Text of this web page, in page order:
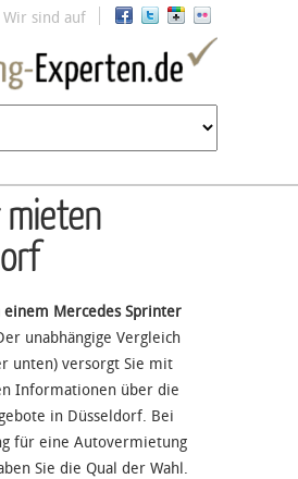
Jump to navigation
Wir sind auf
einem Mercedes Sprinter
unabhängige Vergleich
unten) versorgt Sie mit
Informationen über die
in Düsseldorf. Bei
für eine Autovermietung
Sie die Qual der Wahl.